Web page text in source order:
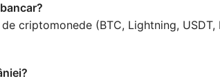
criptomonede (BTC, Lightning,